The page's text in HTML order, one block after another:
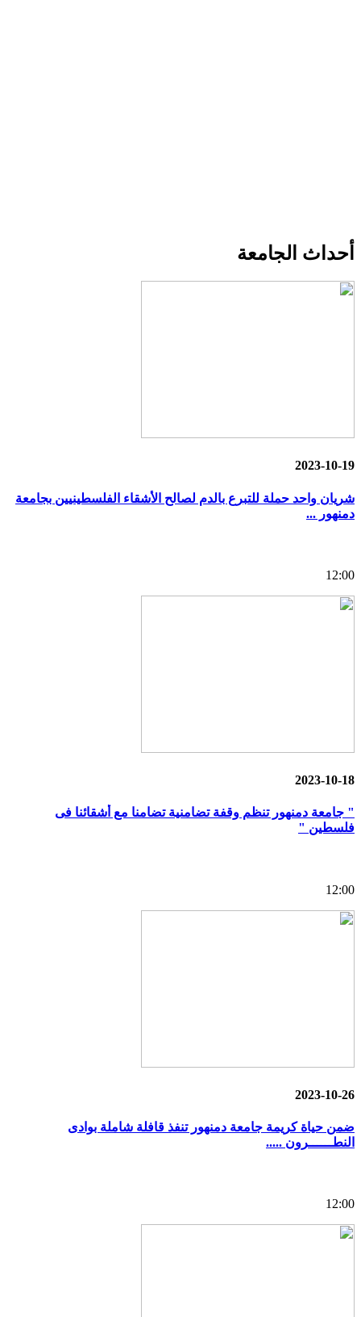
أحداث الجامعة
2023-10-19
شريان واحد حملة للتبرع بالدم لصالح الأشقاء الفلسطينيين بجامعة
دمنهور ...
12:00
2023-10-18
" جامعة دمنهور تنظم وقفة تضامنية تضامنا مع أشقائنا فى
فلسطين "
12:00
2023-10-26
ضمن حياة كريمة جامعة دمنهور تنفذ قافلة شاملة بوادى
النطــــــرون .....
12:00